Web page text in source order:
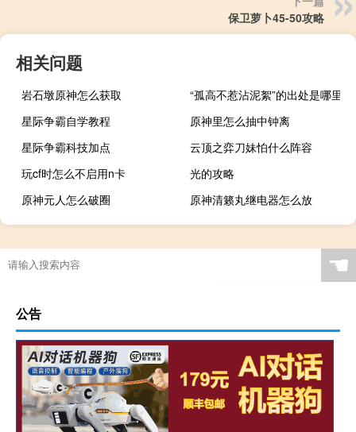
保卫萝卜45-50攻略
相关问题
岩石墩原神怎么获取
“孤高不惹沾泥絮”的出处是哪里
星际争霸自学教程
原神里怎么抽中钟离
星际争霸科技加点
云顶之弈刀妹怕什么阵容
玩cf时怎么不启用n卡
光的攻略
原神元人怎么破圈
原神清籁丸继电器怎么放
☚
公告